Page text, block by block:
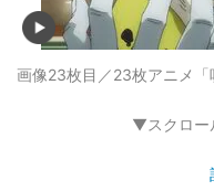
画像23枚目／23枚アニメ
▼スクロー